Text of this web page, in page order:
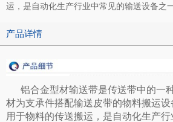
运，是自动化生产行业中常见的输送设备之一
产品详情
铝合金型材输送带是传送带中的一
材为支承件搭配输送皮带的物料搬运
用于物料的传送搬运，是自动化生产